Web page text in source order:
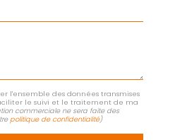
l'ensemble des données transmises
le suivi et le traitement de ma
commerciale ne sera faite des
politique de confidentialité)